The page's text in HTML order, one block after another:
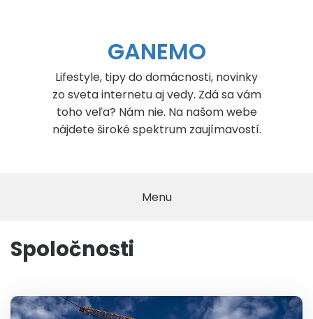
GANEMO
Lifestyle, tipy do domácnosti, novinky
zo sveta internetu aj vedy. Zdá sa vám
toho veľa? Nám nie. Na našom webe
nájdete široké spektrum zaujímavostí.
Menu
Spoločnosti